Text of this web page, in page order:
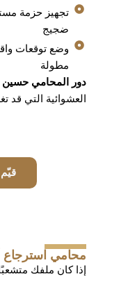
تجهيز حزمة
ضجيج
وضع توقعات
مطولة
دور المحامي حسين
العشوائية التي
محامي استرجاع
إذا كان ملفك